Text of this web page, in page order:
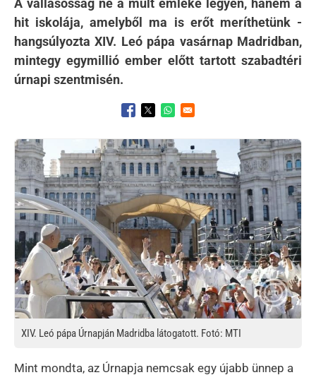
A vallásosság ne a múlt emléke legyen, hanem a
hit iskolája, amelyből ma is erőt meríthetünk -
hangsúlyozta XIV. Leó pápa vasárnap Madridban,
mintegy egymillió ember előtt tartott szabadtéri
úrnapi szentmisén.
Opens in a new window
Opens in a new window
Opens in a new window
Kép
XIV. Leó pápa Úrnapján Madridba látogatott. Fotó: MTI
Mint mondta, az Úrnapja nemcsak egy újabb ünnep a